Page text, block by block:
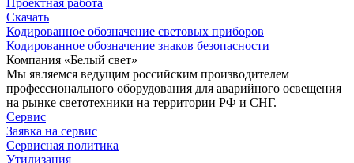
Проектная работа
Скачать
Кодированное обозначение световых приборов
Кодированное обозначение знаков безопасности
Компания «Белый свет»
Мы являемся ведущим российским производителем
профессионального оборудования для аварийного освещения
на рынке светотехники на территории РФ и СНГ.
Сервис
Заявка на сервис
Сервисная политика
Утилизация